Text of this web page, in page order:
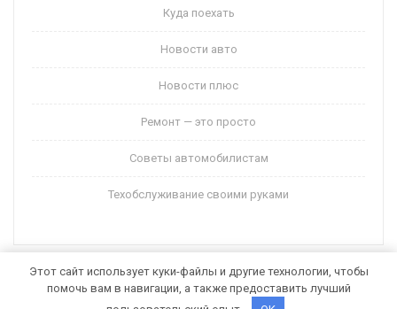
Куда поехать
Новости авто
Новости плюс
Ремонт — это просто
Советы автомобилистам
Техобслуживание своими руками
Этот сайт использует куки-файлы и другие технологии, чтобы
помочь вам в навигации, а также предоставить лучший